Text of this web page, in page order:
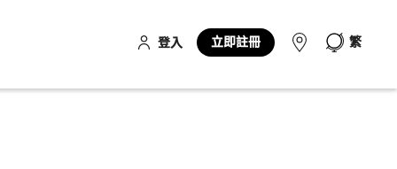
登入 立即註冊 繁